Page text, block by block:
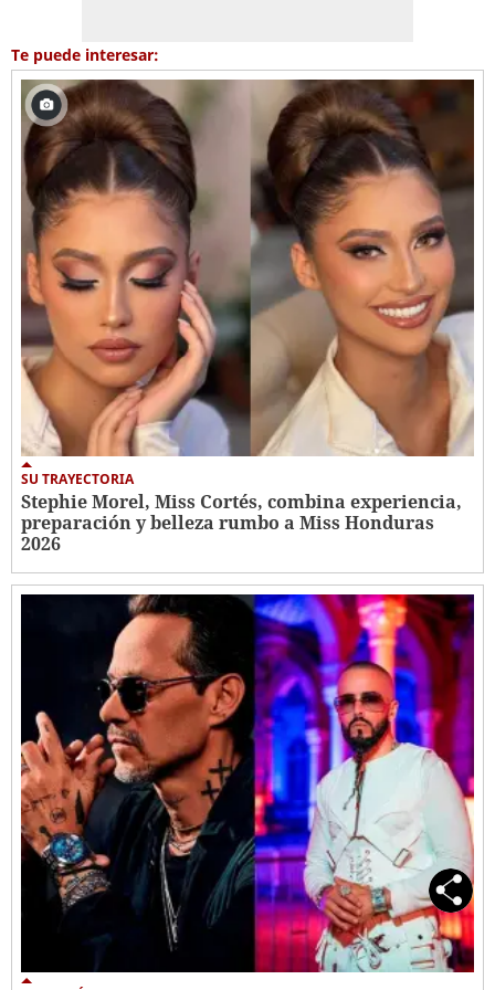
Te puede interesar:
SU TRAYECTORIA
Stephie Morel, Miss Cortés, combina experiencia,
preparación y belleza rumbo a Miss Honduras
2026